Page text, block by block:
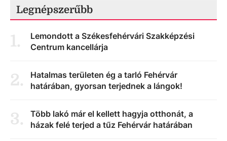
Legnépszerűbb
1.
Lemondott a Székesfehérvári Szakképzési
Centrum kancellárja
2.
Hatalmas területen ég a tarló Fehérvár
határában, gyorsan terjednek a lángok!
3.
Több lakó már el kellett hagyja otthonát, a
házak felé terjed a tűz Fehérvár határában